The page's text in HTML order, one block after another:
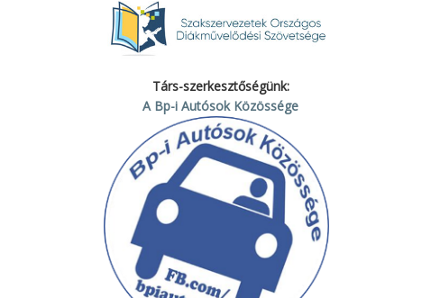
Társ-szerkesztőségünk:
A Bp-i Autósok Közössége